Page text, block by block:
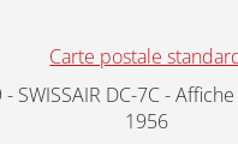
Carte postale
SWISSAIR DC-7C -
1956